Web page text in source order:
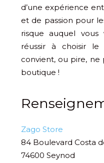
d’une expérience
et de passion pour
risque auquel
réussir à choisir le
convient, ou pire, ne
boutique !
Zago Store
84 Boulevard Costa
74600 Seynod